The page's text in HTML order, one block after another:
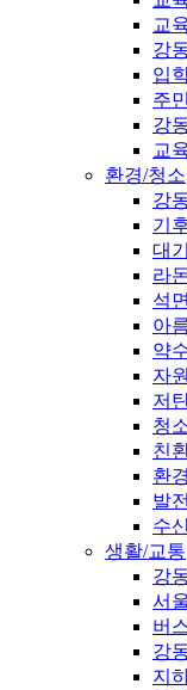
교
강
입
주
강
교
환경/청소
강
기
대
라
석면
아
약
자
저
청
친
환
발
수
생활/교통
강
서
버
강
지